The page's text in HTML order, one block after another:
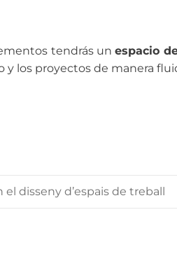
tendrás unespacio
y los proyectos de manera
disseny d’espais de treball